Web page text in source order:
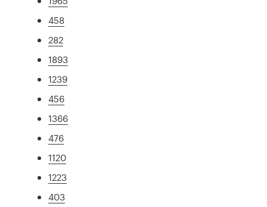
458
282
1893
1239
456
1366
476
1120
1223
403